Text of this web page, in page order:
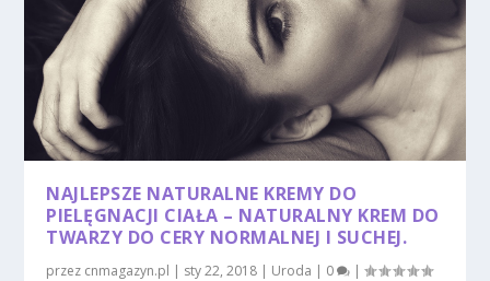
NAJLEPSZE NATURALNE KREMY DO
PIELĘGNACJI CIAŁA – NATURALNY KREM DO
TWARZY DO CERY NORMALNEJ I SUCHEJ.
przez cnmagazyn.pl | sty 22, 2018 | Uroda | 0 |